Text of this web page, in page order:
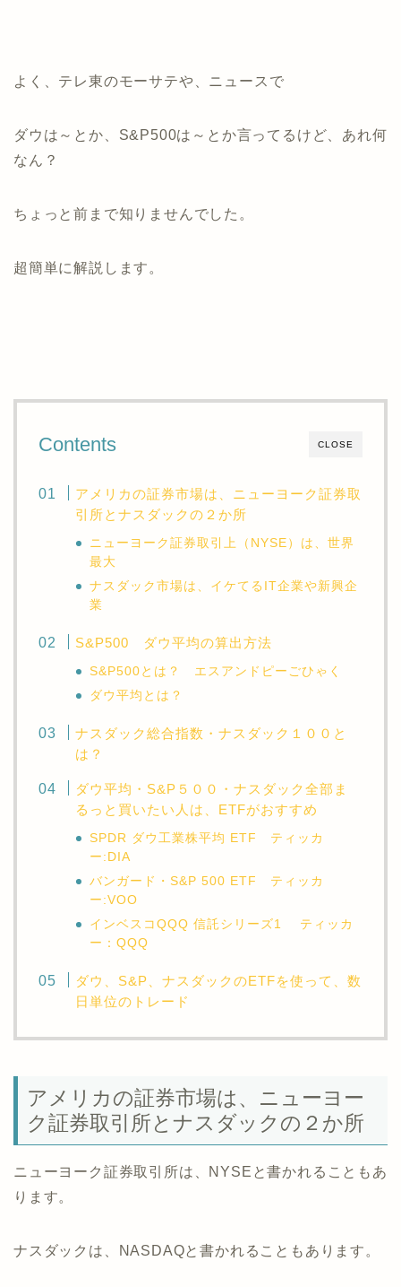
よく、テレ東のモーサテや、ニュースで
ダウは～とか、S&P500は～とか言ってるけど、あれ何
なん？
ちょっと前まで知りませんでした。
超簡単に解説します。
CLOSE
Contents
アメリカの証券市場は、ニューヨーク証券取
引所とナスダックの２か所
ニューヨーク証券取引上（NYSE）は、世界
最大
ナスダック市場は、イケてるIT企業や新興企
業
S&P500 ダウ平均の算出方法
S&P500とは？ エスアンドピーごひゃく
ダウ平均とは？
ナスダック総合指数・ナスダック１００と
は？
ダウ平均・S&P５００・ナスダック全部ま
るっと買いたい人は、ETFがおすすめ
SPDR ダウ工業株平均 ETF ティッカ
ー:DIA
バンガード・S&P 500 ETF ティッカ
ー:VOO
インベスコQQQ 信託シリーズ1 ティッカ
ー：QQQ
ダウ、S&P、ナスダックのETFを使って、数
日単位のトレード
アメリカの証券市場は、ニューヨー
ク証券取引所とナスダックの２か所
ニューヨーク証券取引所は、NYSEと書かれることもあ
ります。
ナスダックは、NASDAQと書かれることもあります。